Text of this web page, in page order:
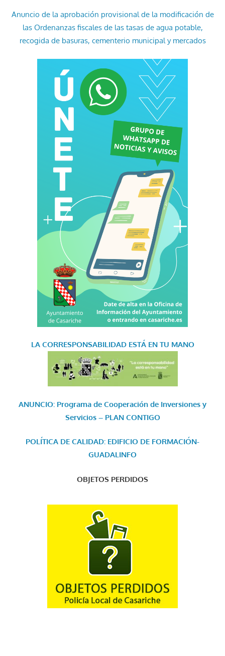
Anuncio de la aprobación provisional de la modificación de
las Ordenanzas fiscales de las tasas de agua potable,
recogida de basuras, cementerio municipal y mercados
LA CORRESPONSABILIDAD ESTÁ EN TU MANO
ANUNCIO: Programa de Cooperación de Inversiones y
Servicios – PLAN CONTIGO
POLÍTICA DE CALIDAD: EDIFICIO DE FORMACIÓN-
GUADALINFO
OBJETOS PERDIDOS